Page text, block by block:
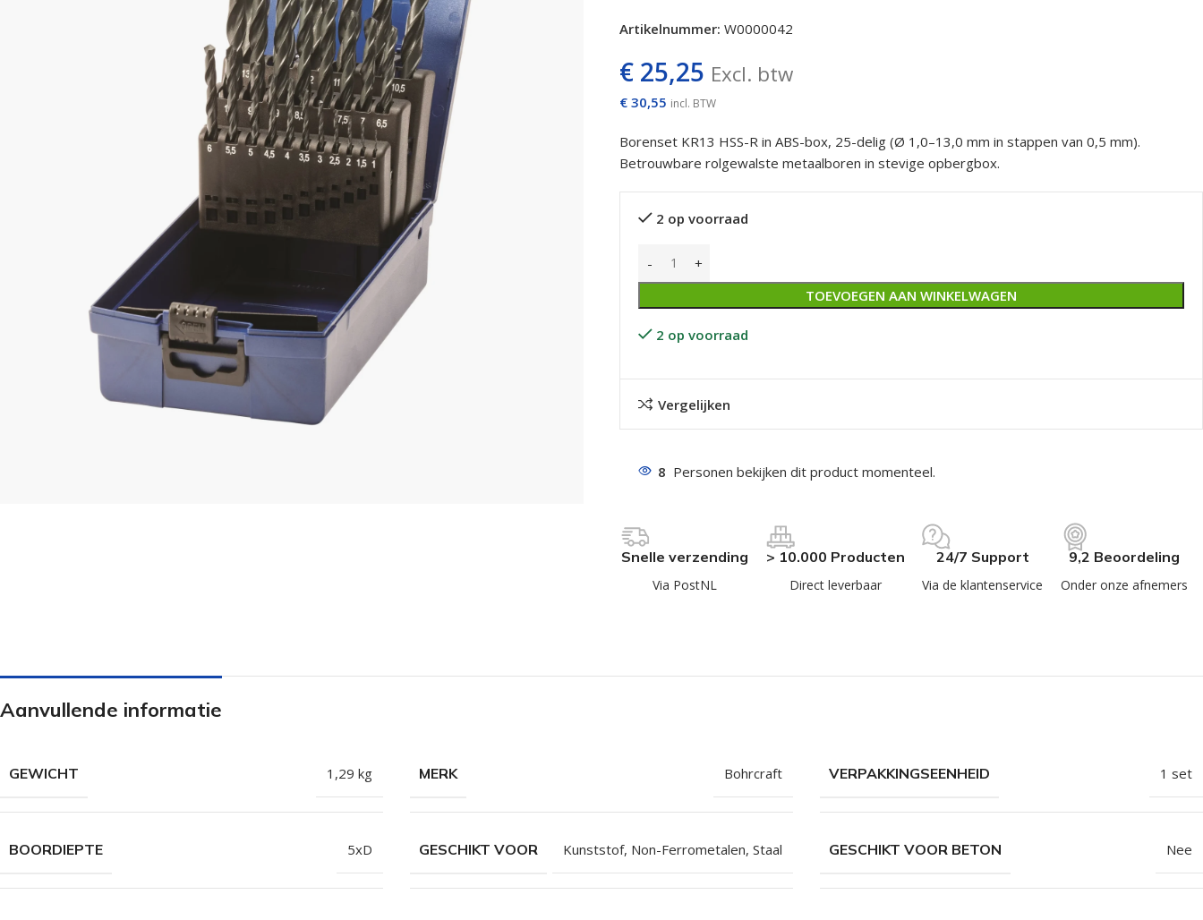
Isolatieschroeven
Potdekselschroeven
Bolkopschroeven
Paalhouderschroeven
Heco Topix schroeven
Betonschroeven
Vleugelteks schroeven
Glaslatschroeven
Artikelnummer: W0000042
€ 25,25 Excl. btw
€ 30,55 incl. BTW
Borenset KR13 HSS-R in ABS-box, 25-delig (Ø 1,0–13,0 mm in stappen van 0,5 mm).
Betrouwbare rolgewalste metaalboren in stevige opbergbox.
2 op voorraad
TOEVOEGEN AAN WINKELWAGEN
2 op voorraad
Vergelijken
8 Personen bekijken dit product momenteel.
Snelle verzending
Via PostNL
> 10.000 Producten
Direct leverbaar
24/7 Support
Via de klantenservice
9,2 Beoordeling
Onder onze afnemers
Aanvullende informatie
GEWICHT 1,29 kg MERK Bohrcraft VERPAKKINGSEENHEID 1 set
BOORDIEPTE 5xD GESCHIKT VOOR Kunststof, Non-Ferrometalen, Staal GESCHIKT VOOR BETON Nee